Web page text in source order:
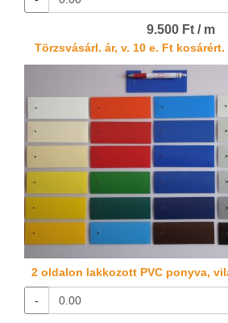
9.500 Ft / m
Törzsvásárl. ár, v. 10 e. Ft
2 oldalon lakkozott PVC ponyva,
-